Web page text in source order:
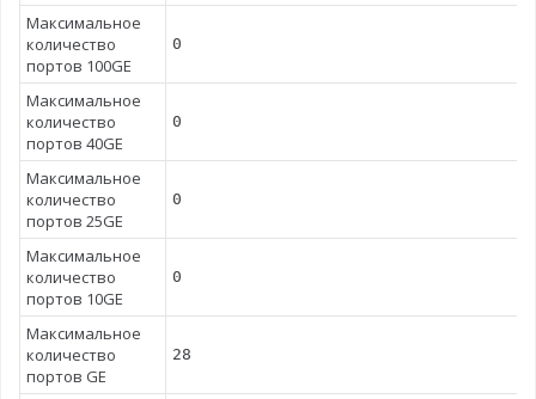
Максимальное
количество
портов 100GE
0
Максимальное
количество
портов 40GE
0
Максимальное
количество
портов 25GE
0
Максимальное
количество
портов 10GE
0
Максимальное
количество
портов GE
28